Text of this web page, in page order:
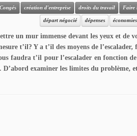
Congés création d'entreprise droits du travail Faire
départ négocié dépenses économies
un mur immense devant les yeux et de
t’il? Y a t’il des moyens de
faudra t’il pour l’escalader en fonction
D’abord examiner les limites du